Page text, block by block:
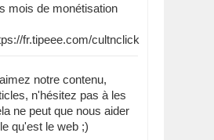
mois de monétisation
fr.tipeee.com/cultnclick
notre contenu,
n'hésitez pas à les
ne peut que nous aider
qu'est le web ;)